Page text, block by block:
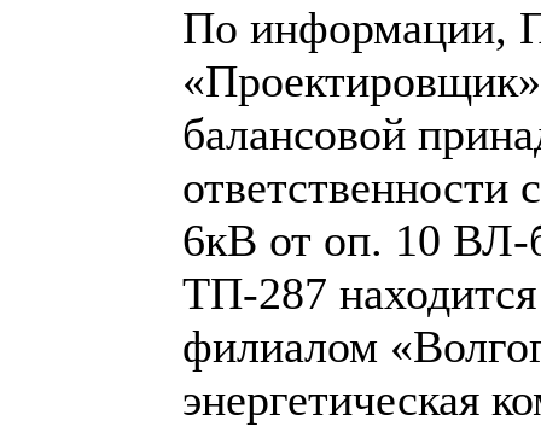
По информации,
балансовой
ответственности
6кВ от оп. 10
ТП-287 находится
филиалом
энергетическая